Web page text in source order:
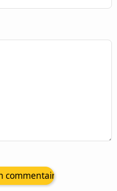
commentaire